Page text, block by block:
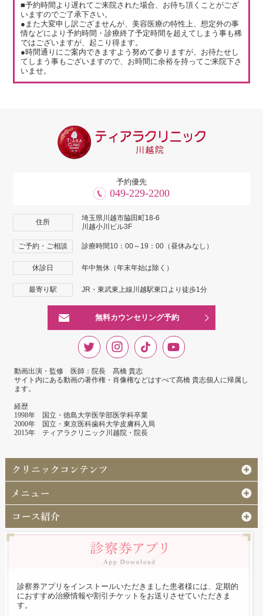
■予約時間より遅れてご来院された場合、お待ち頂くことがござ
いますのでご了承下さい。
●また大変申し訳ござませんが、美容医療の特性上、想定外の事
情などにより予約時間・診療終了予定時間を超えてしまう事も稀
ではございますが、起こり得ます。
●時間通りにご案内できますよう努めて参りますが、お待たせし
てしまう事もございますので、お時間に余裕を持ってご来院下さ
いませ。
予約優先
049-229-2200
住所
埼玉県川越市脇田町18-6
川越小川ビル3F
ご予約・ご相談 診療時間10：00～19：00（昼休みなし）
休診日 年中無休（年末年始は除く）
最寄り駅 JR・東武東上線川越駅東口より徒歩1分
無料カウンセリング予約
動画出演・監修 医師：院長 髙橋 貴志
サイト内にある動画の著作権・肖像権などはすべて髙橋 貴志個人に帰属し
ます。
経歴
1998年 国立・徳島大学医学部医学科卒業
2000年 国立・東京医科歯科大学皮膚科入局
2015年 ティアラクリニック川越院・院長
診察券アプリをインストールいただきました患者様には、定期的
におすすめ治療情報や割引チケットをお送りさせていただきま
す。